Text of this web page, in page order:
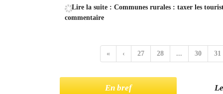
Lire la suite : Communes rurales : taxer les
commentaire
« ‹ 27 28 ... 30 31
En bref